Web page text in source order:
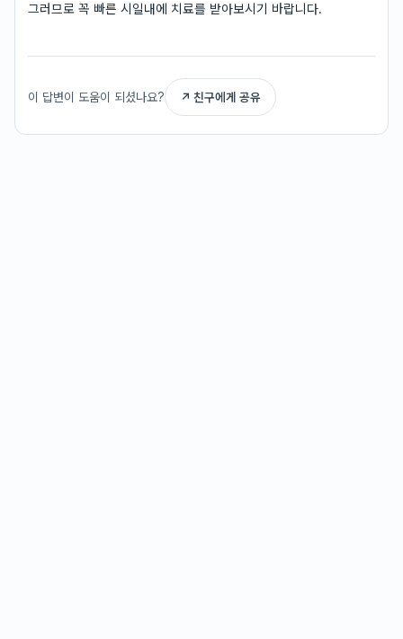
그러므로 꼭 빠른 시일내에 치료를 받아보시기 바랍니다.
이 답변이 도움이 되셨나요? ↗ 친구에게 공유